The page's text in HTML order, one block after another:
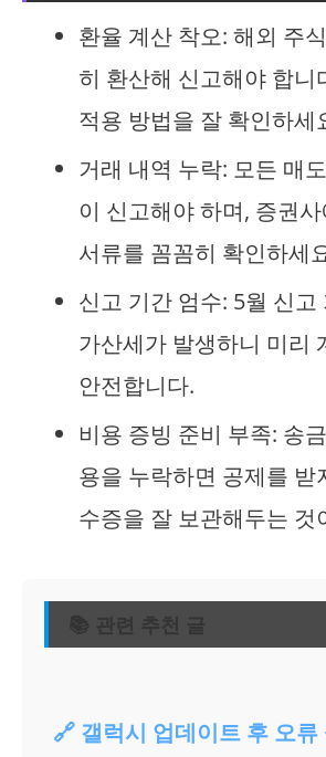
환율 계산 착오: 해외 주
히 환산해 신고해야 합니
적용 방법을 잘 확인하세
거래 내역 누락: 모든 매
이 신고해야 하며, 증권
서류를 꼼꼼히 확인하세
신고 기간 엄수: 5월 신고
가산세가 발생하니 미리
안전합니다.
비용 증빙 준비 부족: 송
용을 누락하면 공제를 받
수증을 잘 보관해두는 것
📚 관련 추천 글
🔗 갤럭시 업데이트 후 오류